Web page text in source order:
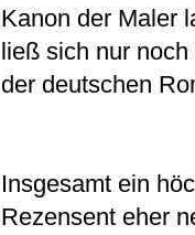
Kanon der Maler
ließ sich nur
der deutschen
Insgesamt ein
Rezensent eher